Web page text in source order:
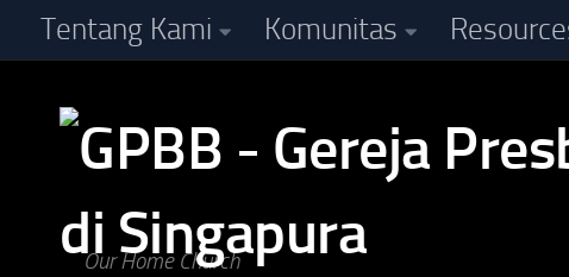
Skip to content
Tentang Kami Komunitas
Our Home Church